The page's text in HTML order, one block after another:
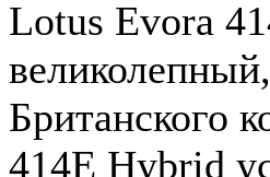
Lotus Evora
Британского
414E Hybrid